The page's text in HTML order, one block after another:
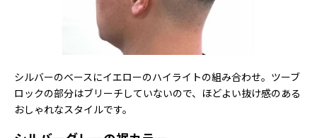
シルバーのベースにイエローのハイライトの組み合わせ。ツーブ
ロックの部分はブリーチしていないので、ほどよい抜け感のある
おしゃれなスタイルです。